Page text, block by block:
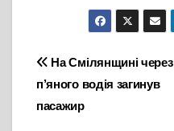
Навігація
записів
На Смілянщині через
п’яного водія загинув
пасажир